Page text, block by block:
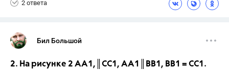
2 ответа
Бил Большой
2. На рисунке 2 АА1,║СС1, АА1║ВВ1, ВВ1 = СС1.